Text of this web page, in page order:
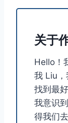
关于
Hello！
我 Liu，
找到最
我意识
得我们